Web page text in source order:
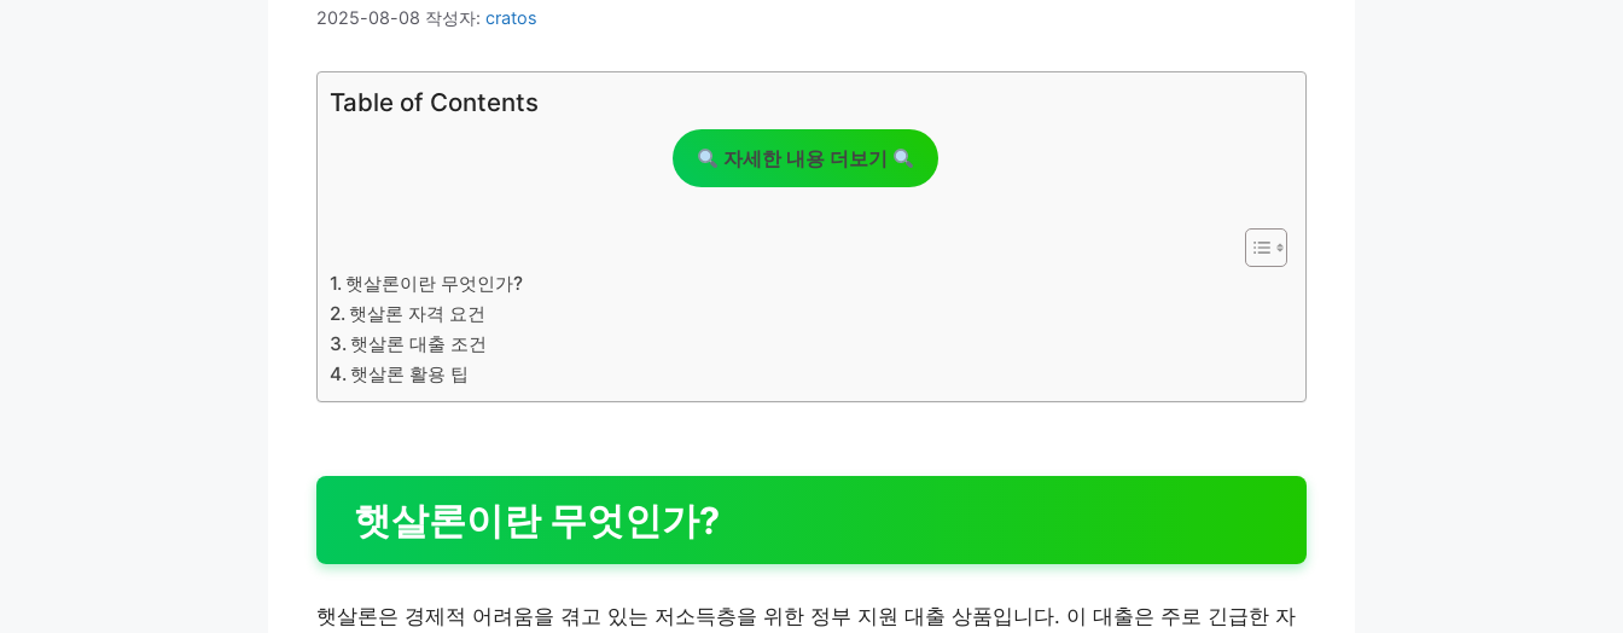
2025-08-08 작성자: cratos
Table of Contents
자세한 내용 더보기
햇살론이란 무엇인가?
햇살론 자격 요건
햇살론 대출 조건
햇살론 활용 팁
햇살론이란 무엇인가?
햇살론은 경제적 어려움을 겪고 있는 저소득층을 위한 정부 지원 대출 상품입니다. 이 대출은 주로 긴급한 자